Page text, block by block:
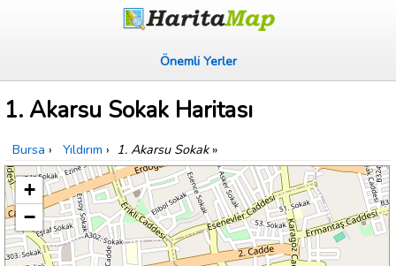
Önemli Yerler
1. Akarsu Sokak Haritası
Bursa › Yıldırım › 1. Akarsu Sokak»
+
−